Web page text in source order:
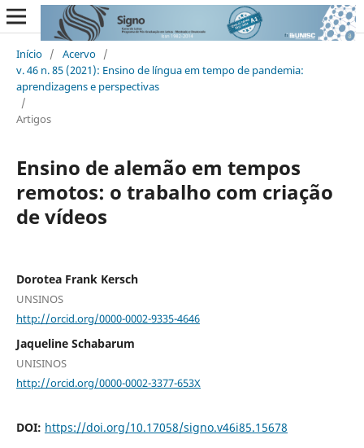
Início / Acervo /
v. 46 n. 85 (2021): Ensino de língua em tempo de pandemia:
aprendizagens e perspectivas
/
Artigos
Ensino de alemão em tempos
remotos: o trabalho com criação
de vídeos
Dorotea Frank Kersch
UNSINOS
http://orcid.org/0000-0002-9335-4646
Jaqueline Schabarum
UNISINOS
http://orcid.org/0000-0002-3377-653X
DOI: https://doi.org/10.17058/signo.v46i85.15678